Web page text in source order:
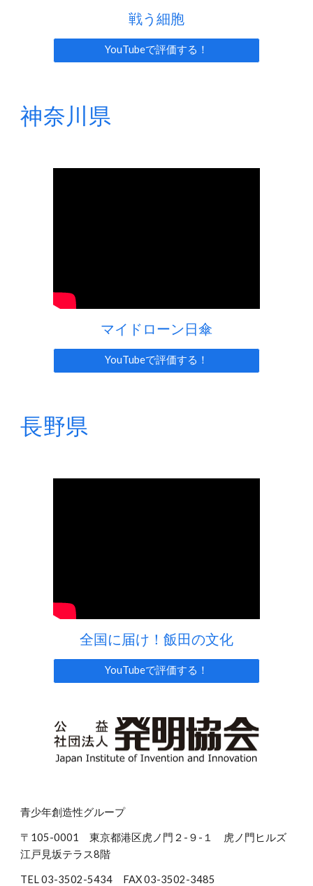
戦う細胞
YouTubeで評価する！
神奈川県
マイドローン日傘
YouTubeで評価する！
長野県
全国に届け！飯田の文化
YouTubeで評価する！
青少年創造性グループ
〒105-0001 東京都港区虎ノ門２-９-１ 虎ノ門ヒルズ
江戸見坂テラス8階
TEL 03-3502-5434 FAX 03-3502-3485